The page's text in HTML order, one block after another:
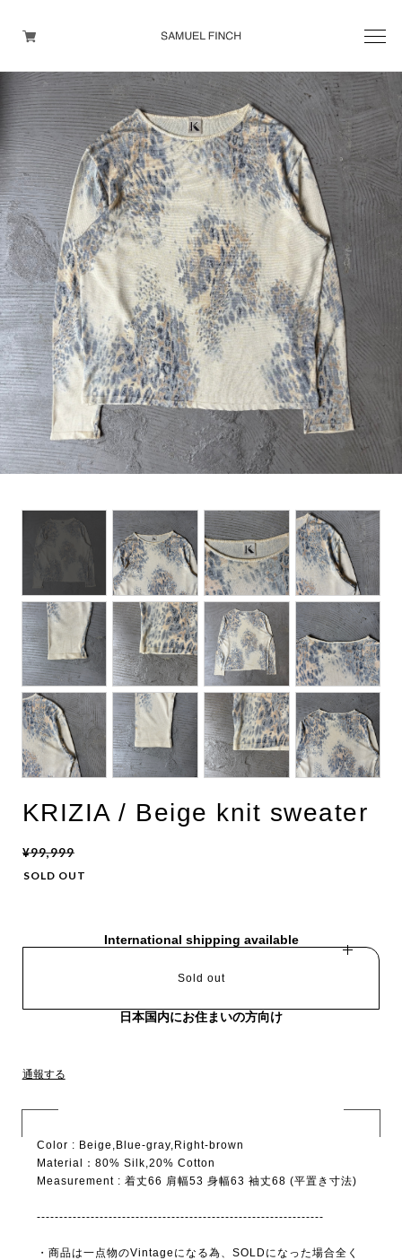
Men's
Maison Martin Margiela
Helmut Lang
Yohji Yamamoto
Other brands
TOPS
OUTER WEAR
BOTTOMS
DESIGNERS ARCHIVES
KRIZIA / Beige knit sweater
¥99,999
SOLD OUT
International shipping available
Sold out
日本国内にお住まいの方向け
通報する
Color : Beige,Blue-gray,Right-brown
Material：80% Silk,20% Cotton
Measurement : 着丈66 肩幅53 身幅63 袖丈68 (平置き寸法)
----------------------------------------------------------------
・商品は一点物のVintageになる為、SOLDになった場合全く